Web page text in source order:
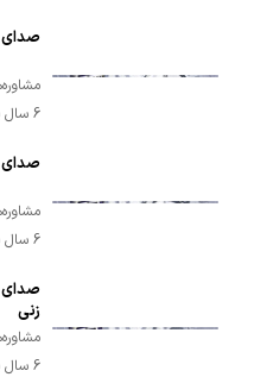
صدای
6 سال پیش
صدای
6 سال پیش
زنی
6 سال پیش